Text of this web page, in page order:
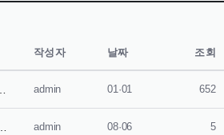
작성자 날짜 조회
admin 01·01 652
admin 08·06 5